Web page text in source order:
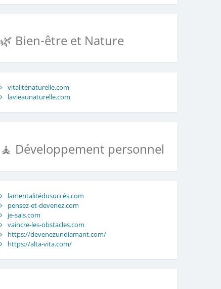
🌿 Bien-être et Nature
vitaliténaturelle.com
lavieaunaturelle.com
🧘 Développement personnel
lamentalitédusuccès.com
pensez-et-devenez.com
je-sais.com
vaincre-les-obstacles.com
https://devenezundiamant.com/
https://alta-vita.com/